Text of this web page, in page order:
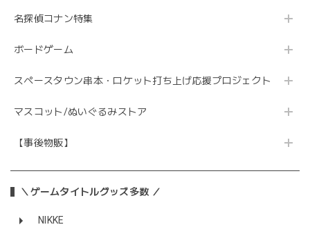
名探偵コナン特集
ボードゲーム
スペースタウン串本・ロケット打ち上げ応援プロジェクト
マスコット/ぬいぐるみストア
【事後物販】
＼ゲームタイトルグッズ多数 ／
NIKKE